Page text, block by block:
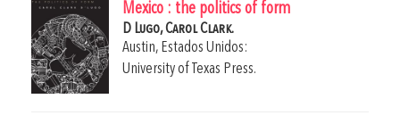
Mexico : the politics of form
D Lugo, Carol Clark.
Austin, Estados Unidos:
University of Texas Press.